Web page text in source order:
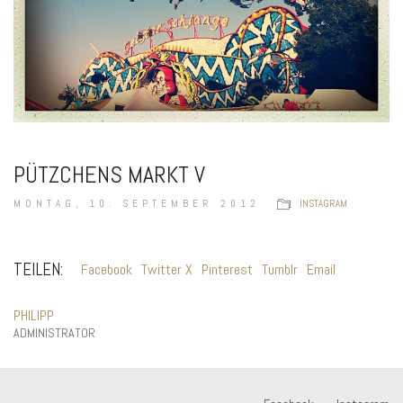
PÜTZCHENS MARKT V
MONTAG, 10. SEPTEMBER 2012 INSTAGRAM
TEILEN: Facebook Twitter X Pinterest Tumblr Email
PHILIPP
ADMINISTRATOR